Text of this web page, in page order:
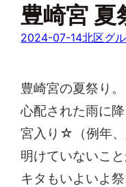
豊崎宮 夏
2024-07-14北区グ
豊崎宮の夏祭り。
心配された雨に
宮入り☆（例年
明けていないこと
キタもいよいよ